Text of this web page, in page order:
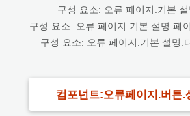
구성 요소: 오류 페이지.기본
구성 요소: 오류 페이지.기본 설명.페
구성 요소: 오류 페이지.기본 설명.
컴포넌트:오류페이지.버튼.